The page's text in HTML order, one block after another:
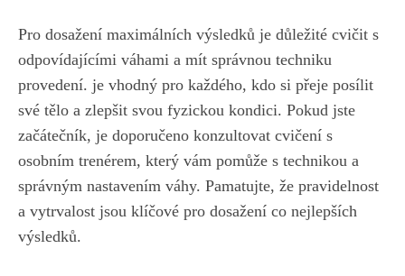
Pro dosažení maximálních výsledků je důležité cvičit s
odpovídajícími váhami a mít správnou techniku
provedení. je vhodný pro každého, kdo si přeje posílit
své tělo a zlepšit svou fyzickou kondici. Pokud jste
začátečník,‍ je doporučeno konzultovat cvičení s
osobním ⁣trenérem, který vám pomůže s technikou a
správným nastavením ‌váhy. Pamatujte, že⁣ pravidelnost
a vytrvalost‍ jsou klíčové pro ‌dosažení co nejlepších
výsledků.